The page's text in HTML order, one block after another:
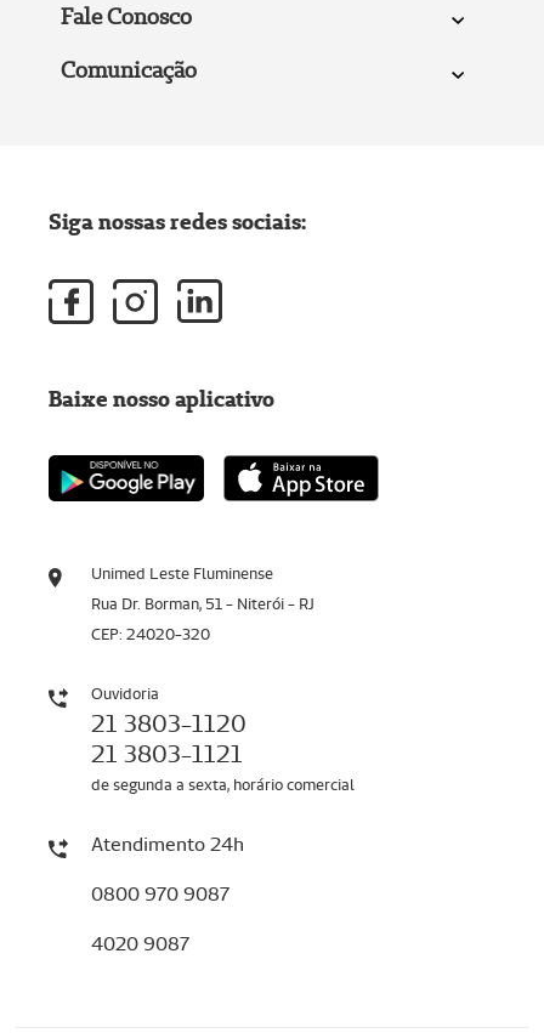
Fale Conosco
Comunicação
Unimed Leste Fluminense
Rua Dr. Borman, 51 - Niterói - RJ
CEP: 24020-320
Ouvidoria
21 3803-1120
21 3803-1121
de segunda a sexta, horário comercial
Atendimento 24h
0800 970 9087
4020 9087
Siga nossas redes sociais:
Baixe nosso aplicativo